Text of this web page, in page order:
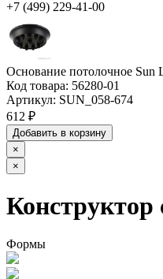
+7 (499) 229-41-00
Основание потолочное Sun
Код товара: 56280-01
Артикул: SUN_058-674
612 ₽
Добавить в корзину
×
×
Конструктор
Формы